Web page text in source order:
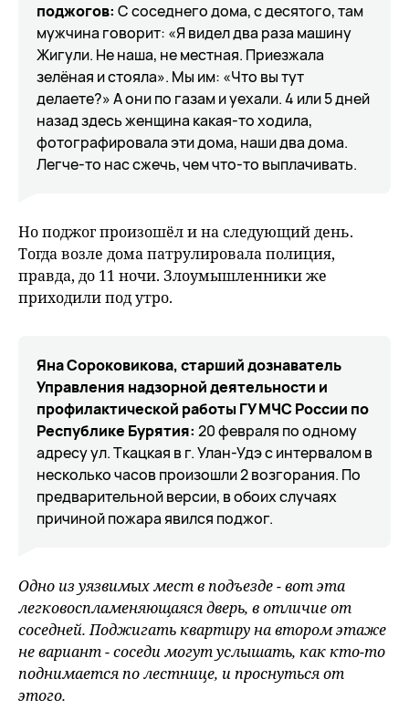
поджогов: С соседнего дома, с десятого, там
мужчина говорит: «Я видел два раза машину
Жигули. Не наша, не местная. Приезжала
зелёная и стояла». Мы им: «Что вы тут
делаете?» А они по газам и уехали. 4 или 5 дней
назад здесь женщина какая-то ходила,
фотографировала эти дома, наши два дома.
Легче-то нас сжечь, чем что-то выплачивать.
Но поджог произошёл и на следующий день.
Тогда возле дома патрулировала полиция,
правда, до 11 ночи. Злоумышленники же
приходили под утро.
Яна Сороковикова, старший дознаватель
Управления надзорной деятельности и
профилактической работы ГУ МЧС России по
Республике Бурятия: 20 февраля по одному
адресу ул. Ткацкая в г. Улан-Удэ с интервалом в
несколько часов произошли 2 возгорания. По
предварительной версии, в обоих случаях
причиной пожара явился поджог.
Одно из уязвимых мест в подъезде - вот эта
легковоспламеняющаяся дверь, в отличие от
соседней. Поджигать квартиру на втором этаже
не вариант - соседи могут услышать, как кто-то
поднимается по лестнице, и проснуться от
этого.